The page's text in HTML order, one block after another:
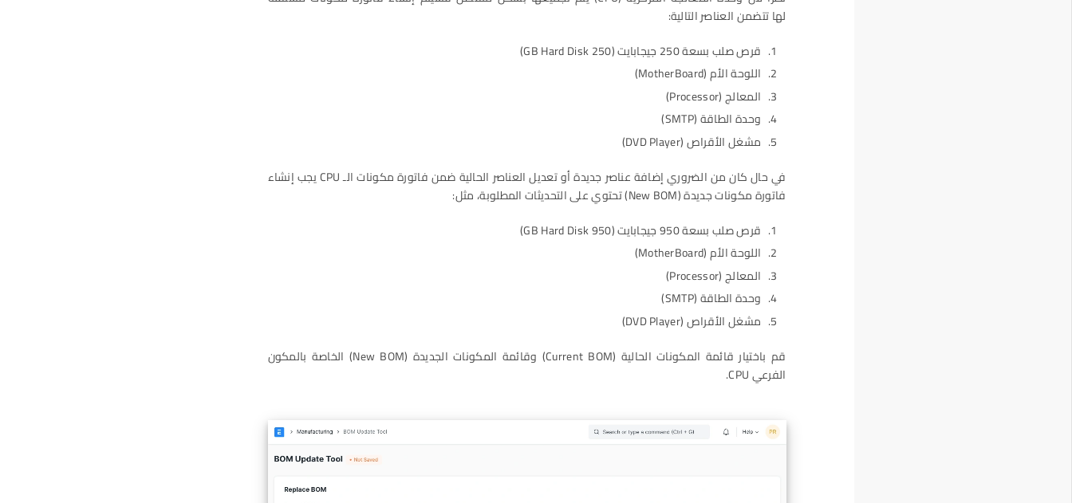
لها تتضمن العناصر التالية:
قرص صلب بسعة 250 جيجابايت (250 GB Hard Disk)
اللوحة الأم (MotherBoard)
المعالج (Processor)
وحدة الطاقة (SMTP)
مشغل الأقراص (DVD Player)
في حال كان من الضروري إضافة عناصر جديدة أو تعديل العناصر الحالية ضمن فاتورة مكونات الـ CPU يجب إنشاء
فاتورة مكونات جديدة (New BOM) تحتوي على التحديثات المطلوبة، مثل:
قرص صلب بسعة 950 جيجابايت (950 GB Hard Disk)
اللوحة الأم (MotherBoard)
المعالج (Processor)
وحدة الطاقة (SMTP)
مشغل الأقراص (DVD Player)
قم باختيار قائمة المكونات الحالية (Current BOM) وقائمة المكونات الجديدة (New BOM) الخاصة بالمكون
الفرعي CPU.